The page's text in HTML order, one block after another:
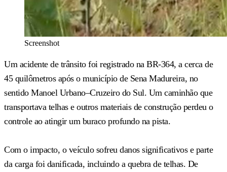
Screenshot
Um acidente de trânsito foi registrado na BR-364, a cerca de
45 quilômetros após o município de Sena Madureira, no
sentido Manoel Urbano–Cruzeiro do Sul. Um caminhão que
transportava telhas e outros materiais de construção perdeu o
controle ao atingir um buraco profundo na pista.
Com o impacto, o veículo sofreu danos significativos e parte
da carga foi danificada, incluindo a quebra de telhas. De